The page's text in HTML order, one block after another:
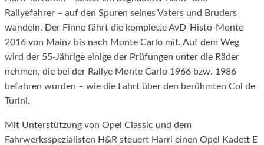
Rallyefahrer – auf den Spuren seines Vaters und Bruders
wandeln. Der Finne fährt die komplette AvD-Histo-Monte
2016 von Mainz bis nach Monte Carlo mit. Auf dem Weg
wird der 55-Jährige einige der Prüfungen unter die Räder
nehmen, die bei der Rallye Monte Carlo 1966 bzw. 1986
befahren wurden – wie die Fahrt über den berühmten Col de
Turini.
Mit Unterstützung von Opel Classic und dem
Fahrwerksspezialisten H&R steuert Harri einen Opel Kadett E